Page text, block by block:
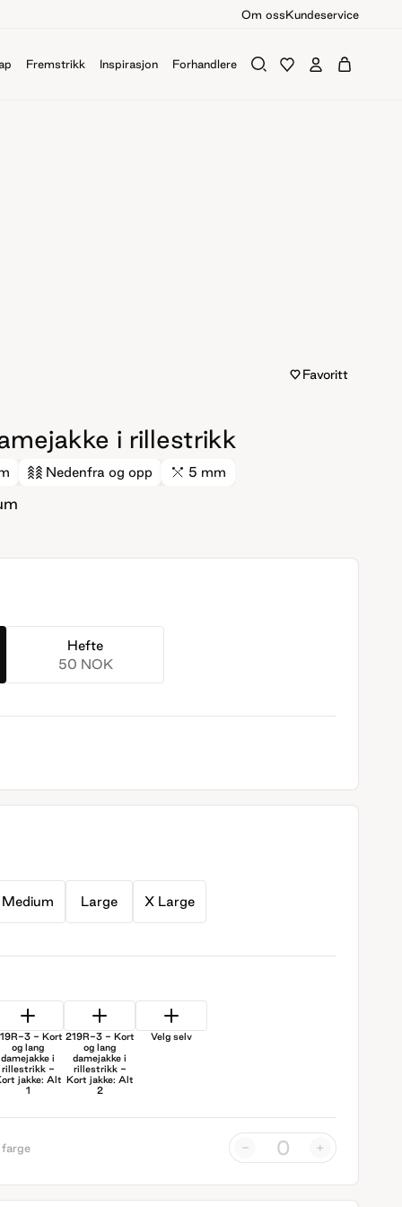
Om ossKundeservice
Fremstrikk Inspirasjon Forhandlere
Favoritt
i rillestrikk
Nedenfra og opp 5 mm
Hefte
50 NOK
Medium Large X Large
3 - Kort
og lang
damejakke i
rillestrikk -
jakke: Alt
1
219R-3 - Kort
og lang
damejakke i
rillestrikk -
Kort jakke: Alt
2
Velg selv
- +